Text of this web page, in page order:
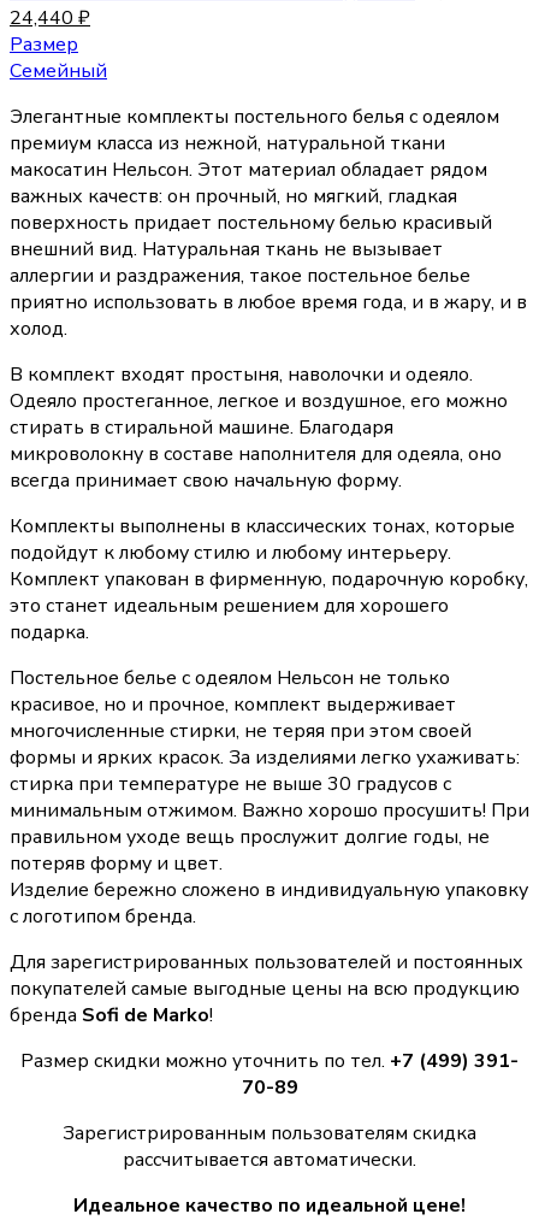
24,440 ₽
Размер
Семейный
Элегантные комплекты постельного белья с одеялом
премиум класса из нежной, натуральной ткани
макосатин Нельсон. Этот материал обладает рядом
важных качеств: он прочный, но мягкий, гладкая
поверхность придает постельному белью красивый
внешний вид. Натуральная ткань не вызывает
аллергии и раздражения, такое постельное белье
приятно использовать в любое время года, и в жару, и в
холод.
В комплект входят простыня, наволочки и одеяло.
Одеяло простеганное, легкое и воздушное, его можно
стирать в стиральной машине. Благодаря
микроволокну в составе наполнителя для одеяла, оно
всегда принимает свою начальную форму.
Комплекты выполнены в классических тонах, которые
подойдут к любому стилю и любому интерьеру.
Комплект упакован в фирменную, подарочную коробку,
это станет идеальным решением для хорошего
подарка.
Постельное белье с одеялом Нельсон не только
красивое, но и прочное, комплект выдерживает
многочисленные стирки, не теряя при этом своей
формы и ярких красок. За изделиями легко ухаживать:
стирка при температуре не выше 30 градусов с
минимальным отжимом. Важно хорошо просушить! При
правильном уходе вещь прослужит долгие годы, не
потеряв форму и цвет.
Изделие бережно сложено в индивидуальную упаковку
с логотипом бренда.
Для зарегистрированных пользователей и постоянных
покупателей самые выгодные цены на всю продукцию
бренда Sofi de Marko!
Размер скидки можно уточнить по тел. +7 (499) 391-
70-89
Зарегистрированным пользователям скидка
рассчитывается автоматически.
Идеальное качество по идеальной цене!